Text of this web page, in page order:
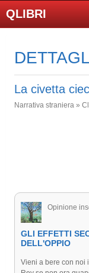
QLIBRI
La civetta
Narrativa straniera »
Opinione
GLI EFFETTI
DELL'OPPIO
Vieni a bere con noi